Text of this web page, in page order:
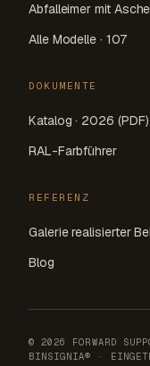
Abfalleimer mit
Alle Modelle · 107
DOKUMENTE
Katalog · 2026 (PDF)
RAL-Farbführer
REFERENZ
Galerie realisierter
Blog
© 2026 FORWARD
BINSIGNIA® ·